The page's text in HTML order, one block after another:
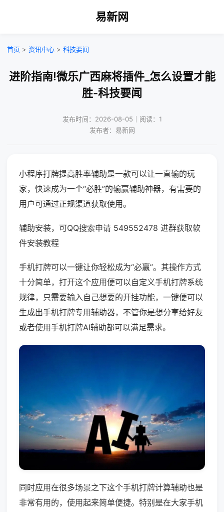
易新网
首页 > 资讯中心 > 科技要闻
进阶指南!微乐广西麻将插件_怎么设置才能
胜-科技要闻
发布时间：2026-08-05｜阅读：1
发布者：易新网
小程序打牌提高胜率辅助是一款可以让一直输的玩
家，快速成为一个“必胜”的输赢辅助神器，有需要的
用户可通过正规渠道获取使用。
辅助安装，可QQ搜索申请 549552478 进群获取软
件安装教程
手机打牌可以一键让你轻松成为“必赢”。其操作方式
十分简单，打开这个应用便可以自定义手机打牌系统
规律，只需要输入自己想要的开挂功能，一键便可以
生成出手机打牌专用辅助器，不管你是想分享给好友
或者使用手机打牌AI辅助都可以满足需求。
同时应用在很多场景之下这个手机打牌计算辅助也是
非常有用的，使用起来简单便捷。特别是在大家手机